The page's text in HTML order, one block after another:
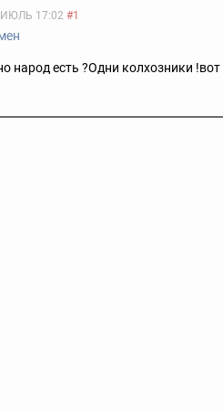
ИЮЛЬ 17:02 #1
народ есть ?Одни колхозники